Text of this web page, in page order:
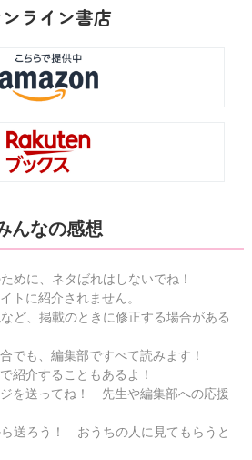
ライン書店
んなの感想
めに、ネタばれはしないでね！
トに紹介されません。
ど、掲載のときに修正する場合がある
でも、編集部ですべて読みます！
紹介することもあるよ！
を送ってね！ 先生や編集部への応援
送ろう！ おうちの人に見てもらうと